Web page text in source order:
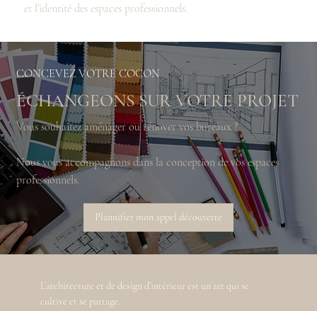
et l’identité des espaces professionnels.
CONCEVEZ VOTRE COCON
ÉCHANGEONS SUR VOTRE PROJET
Vous souhaitez aménager ou rénover vos bureaux ?
Nous vous accompagnons dans la conception de vos espaces
professionnels.
Plannifier mon appel découverte
L’architecture et de design d’intérieur est un art qui se
cultive et se partage.